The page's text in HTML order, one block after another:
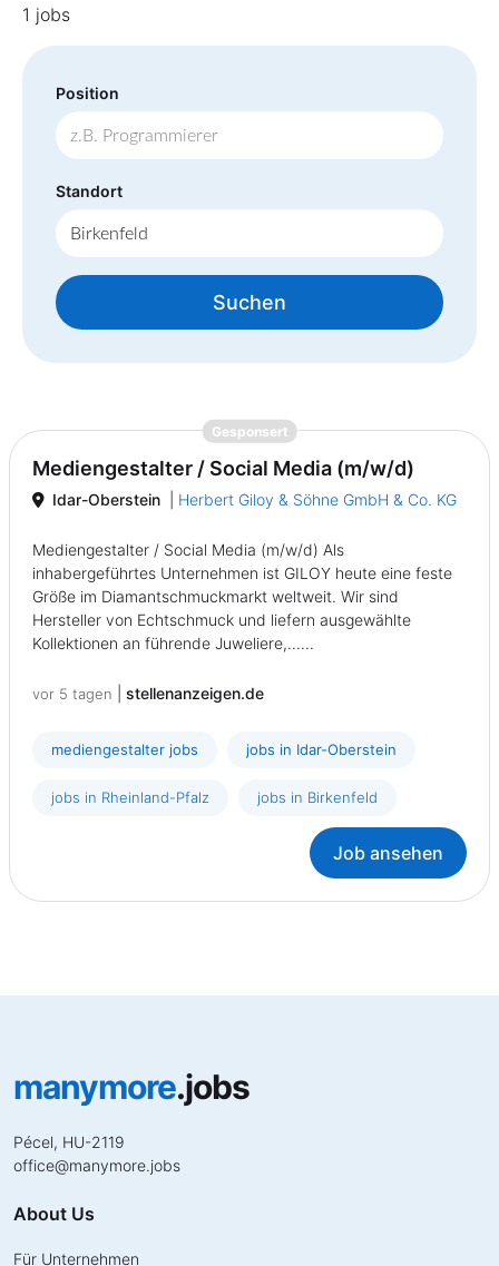
1 jobs
Position
Standort
Suchen
Gesponsert{prompt.job}
Mediengestalter / Social Media (m/w/d)
Idar-Oberstein Herbert Giloy & Söhne GmbH & Co. KG
Mediengestalter / Social Media (m/w/d) Als
inhabergeführtes Unternehmen ist GILOY heute eine feste
Größe im Diamantschmuckmarkt weltweit. Wir sind
Hersteller von Echtschmuck und liefern ausgewählte
Kollektionen an führende Juweliere,......
vor 5 tagen stellenanzeigen.de
mediengestalter jobs jobs in Idar-Oberstein
jobs in Rheinland-Pfalz jobs in Birkenfeld
Job ansehen
manymore.jobs
Pécel, HU-2119
office@manymore.jobs
About Us
Für Unternehmen